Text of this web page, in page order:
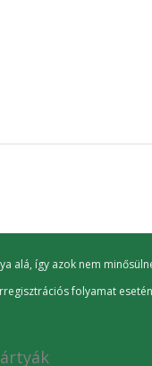
alá, így azok nem
folyamat